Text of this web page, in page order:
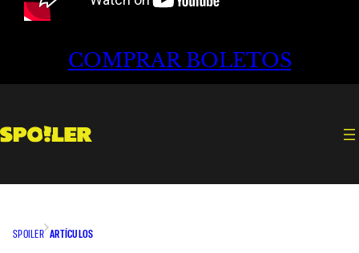
COMPRAR BOLETOS
SPOILER ARTÍCULOS